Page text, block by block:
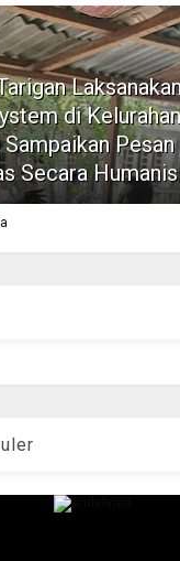
di
Pesan
Secara Humanis